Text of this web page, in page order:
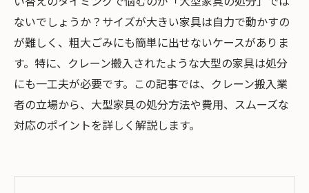
ないでしょうか？サイズが大きい家具は自力で動かすの
が難しく、粗大ごみにも簡単に出せないケースがありま
す。特に、クレーン搬入されたような大型の家具は処分
にも一工夫が必要です。この記事では、クレーン搬入業
者の立場から、大型家具の処分方法や費用、スムーズな
対応のポイントを詳しく解説します。